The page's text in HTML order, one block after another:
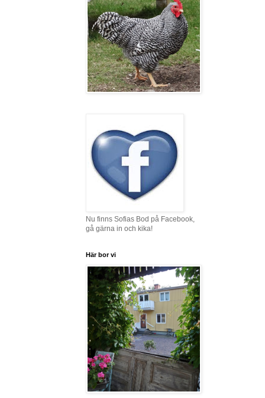
Nu finns Sofias Bod på Facebook,
gå gärna in och kika!
Här bor vi